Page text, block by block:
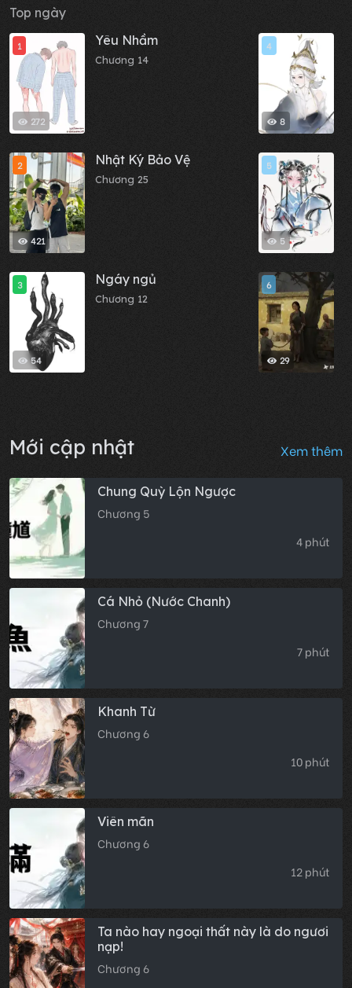
Top ngày
272
1 Yêu Nhầm
Chương 14
421
2 Nhật Ký Bảo Vệ
Chương 25
54
3 Ngáy ngủ
Chương 12
8
4
5
5
29
6
Mới cập nhật Xem thêm
Chung Quỳ Lộn Ngược
Chương 5
4 phút
Cá Nhỏ (Nước Chanh)
Chương 7
7 phút
Khanh Từ
Chương 6
10 phút
Viên mãn
Chương 6
12 phút
Ta nào hay ngoại thất này là do ngươi
nạp!
Chương 6